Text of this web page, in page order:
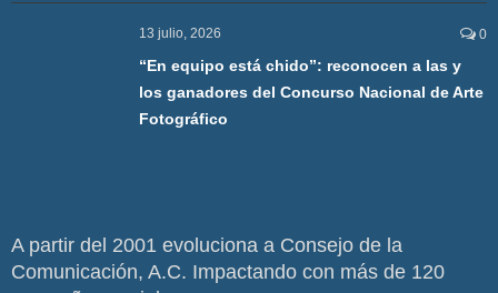
13 julio, 2026 0
“En equipo está chido”: reconocen a las y
los ganadores del Concurso Nacional de Arte
Fotográfico
A partir del 2001 evoluciona a Consejo de la
Comunicación, A.C. Impactando con más de 120